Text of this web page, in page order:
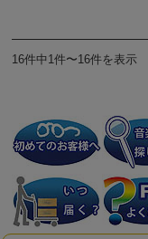
16件中1件〜16件を表示